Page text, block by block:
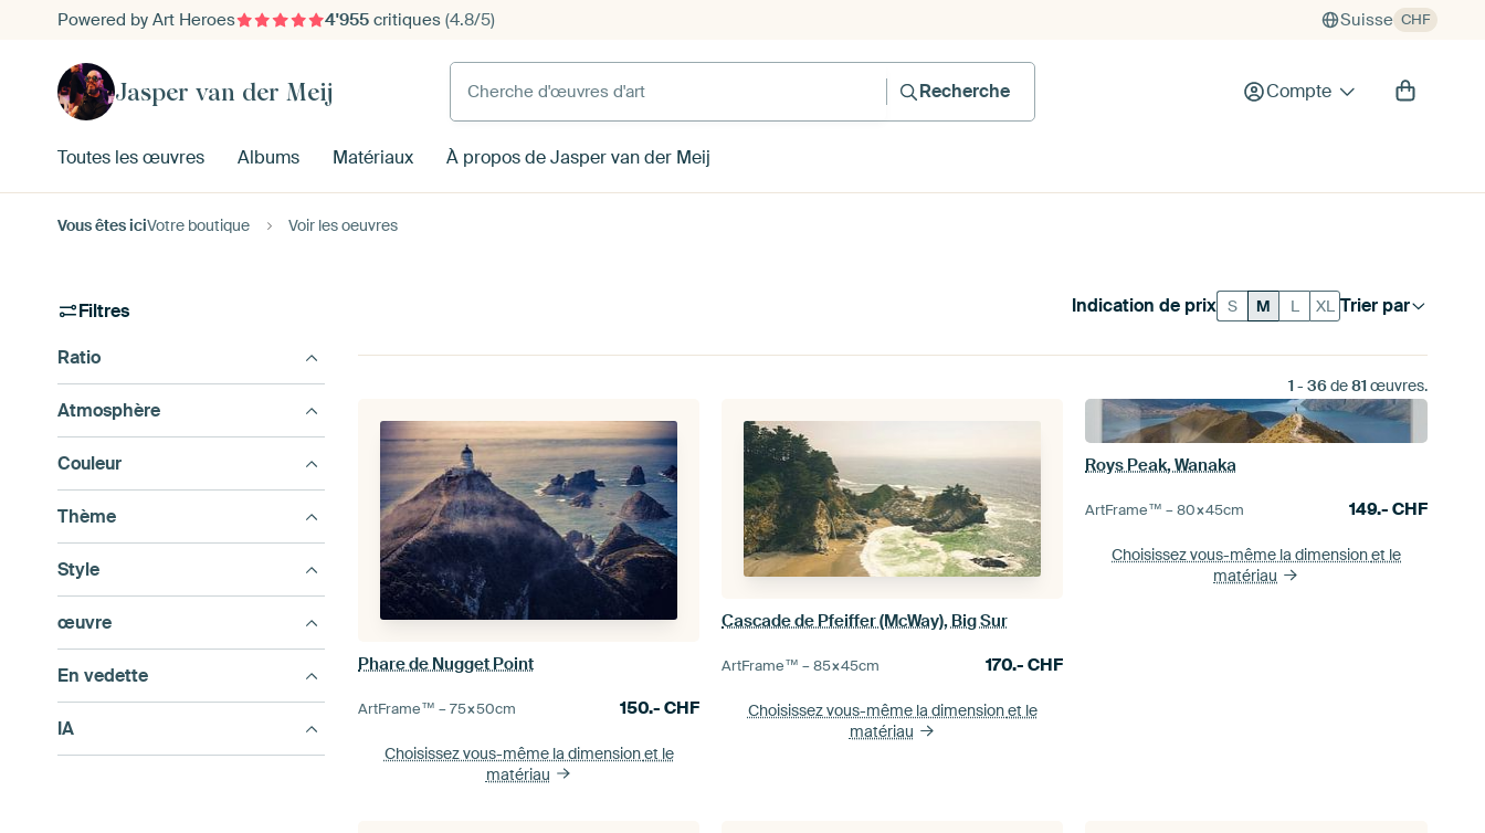
Powered by Art Heroes 4'955critiques (4.8/5) Suisse CHF
Jasper van der Meij
Cherche d'œuvres d'art
Recherche
Compte
Toutes les œuvres Albums Matériaux À propos de Jasper van der Meij
Vous êtes iciVotre boutique Voir les oeuvres
Filtres
Ratio
Atmosphère
Couleur
Thème
Style
œuvre
En vedette
IA
Trier par
Indication de prix S M L XL
1 - 36de81 œuvres.
Phare de Nugget Point
ArtFrame™ –75×50cm 150.-CHF
Choisissez vous-même la dimensionet le
matériau
Cascade de Pfeiffer (McWay), Big Sur
ArtFrame™ –85×45cm 170.-CHF
Choisissez vous-même la dimensionet le
matériau
Roys Peak, Wanaka
ArtFrame™ –80×45cm 149.- CHF
Choisissez vous-même la dimensionet le
matériau